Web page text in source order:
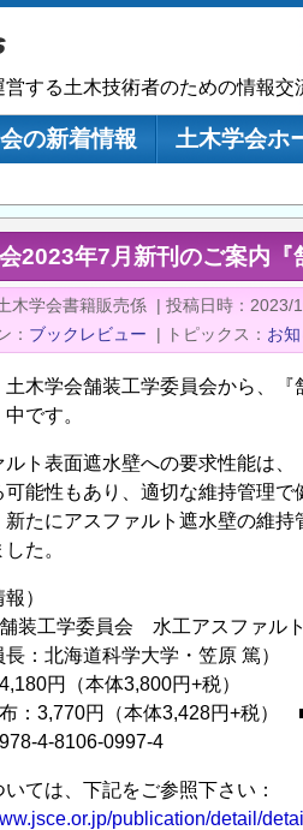
する土木技術者のための情報交
の新着情報
土木学会ホ
2023年7月新刊のご案内
木学会書籍販売係 | 投稿日時
2023/
ブックレビュー | トピックス お
土木学会舗装工学委員会から、
中です。
ルト表面遮水壁への要求性能は
可能性もあり、適切な維持管理で
新たにアスファルト遮水壁の維
た。
）
装工学委員会 水工アスファル
：北海道科学大学・笠原 篤）
円（本体3,800円+税）
：3,770円（本体3,428円+税）
4-8106-0997-4
いては、下記をご参照下さい：
publication/detail/